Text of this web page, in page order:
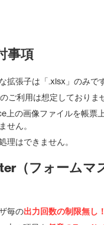
事項
拡張子は「.xlsx」のみです
ご利用は想定しておりま
上の画像ファイルを帳票
せん。
理はできません。
（フォームマ
毎の出力回数の制限無し！